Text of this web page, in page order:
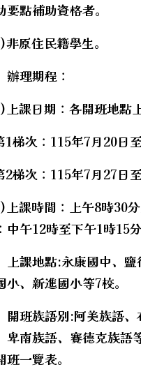
：臺南市安南區安順國
要點補助資格者。
原住民籍學生。
辦理期程：
上課日期：各開班地點
1梯次：115年7月20日至
2梯次：115年7月27日至
上課時間：上午8時30
中午12時至下午1時15分
上課地點:永康國中、
小、新進國小等7校。
開班族語別:阿美族語
卑南族語、賽德克族語
班一覽表。